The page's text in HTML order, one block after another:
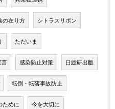
の在り方 シトラスリボン
ただいま
言 感染防止対策 日総研出版
転倒・転落事故防止
ために 今を大切に